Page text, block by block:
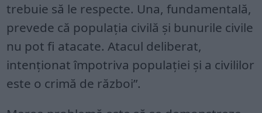
trebuie să le respecte. Una, fundamentală,
prevede că populația civilă și bunurile civile
nu pot fi atacate. Atacul deliberat,
intenționat împotriva populației și a civililor
este o crimă de război”.